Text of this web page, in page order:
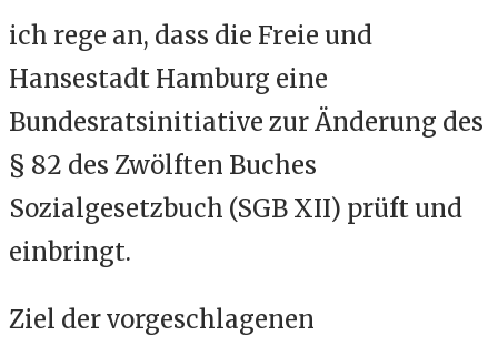
ich rege an, dass die Freie und
Hansestadt Hamburg eine
Bundesratsinitiative zur Änderung des
§ 82 des Zwölften Buches
Sozialgesetzbuch (SGB XII) prüft und
einbringt.
Ziel der vorgeschlagenen